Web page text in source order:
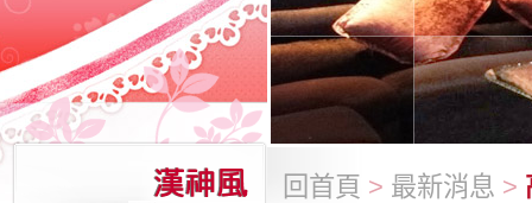
回首頁 > 最新消息 >